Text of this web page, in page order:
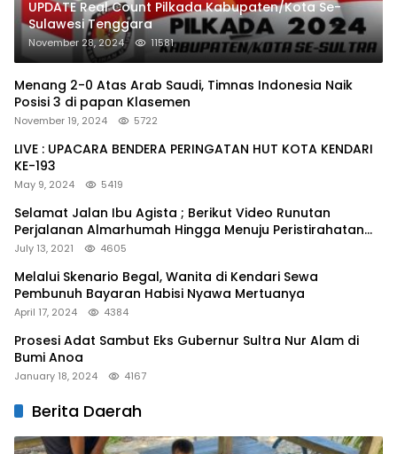
UPDATE Real Count Pilkada Kabupaten/Kota Se-
Sulawesi Tenggara
November 28, 2024 11581
Menang 2-0 Atas Arab Saudi, Timnas Indonesia Naik
Posisi 3 di papan Klasemen
November 19, 2024 5722
LIVE : UPACARA BENDERA PERINGATAN HUT KOTA KENDARI
KE-193
May 9, 2024 5419
Selamat Jalan Ibu Agista ; Berikut Video Runutan
Perjalanan Almarhumah Hingga Menuju Peristirahatan
Terakhir
July 13, 2021 4605
Melalui Skenario Begal, Wanita di Kendari Sewa
Pembunuh Bayaran Habisi Nyawa Mertuanya
April 17, 2024 4384
Prosesi Adat Sambut Eks Gubernur Sultra Nur Alam di
Bumi Anoa
January 18, 2024 4167
Berita Daerah